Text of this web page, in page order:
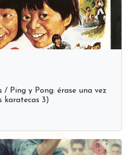
/ Ping y Pong: érase una vez
karatecas 3)